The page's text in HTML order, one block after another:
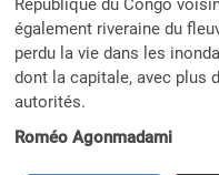
République du Congo
également riveraine du
perdu la vie dans les
dont la capitale, avec plus
autorités.
Roméo Agonmadami